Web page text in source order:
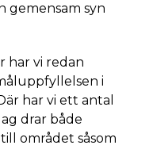
gemensam syn
har vi redan
i
har vi ett antal
drar både
området såsom